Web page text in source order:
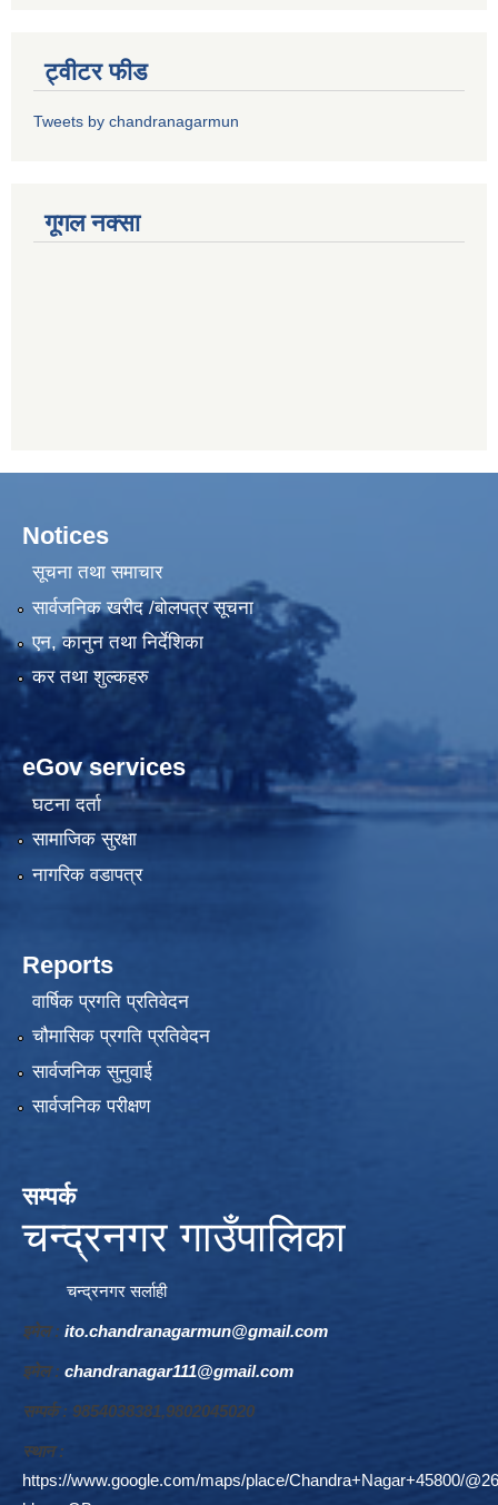
ट्वीटर फीड
Tweets by chandranagarmun
गूगल नक्सा
Notices
सूचना तथा समाचार
सार्वजनिक खरीद /बोलपत्र सूचना
एन, कानुन तथा निर्देशिका
कर तथा शुल्कहरु
eGov services
घटना दर्ता
सामाजिक सुरक्षा
नागरिक वडापत्र
Reports
वार्षिक प्रगति प्रतिवेदन
चौमासिक प्रगति प्रतिवेदन
सार्वजनिक सुनुवाई
सार्वजनिक परीक्षण
सम्पर्क
चन्द्रनगर गाउँपालिका
चन्द्रनगर सर्लाही
इमेल : ito.chandranagarmun@gmail.com
इमेल : chandranagar111@gmail.com
सम्पर्क : 9854038381,9802045020
स्थान :
https://www.google.com/maps/place/Chandra+Nagar+45800/